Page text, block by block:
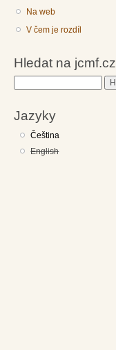
Na web
V čem je rozdíl
Hledat na jcmf.cz
Jazyky
Čeština
English